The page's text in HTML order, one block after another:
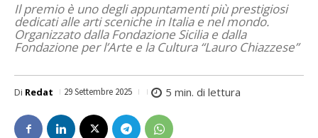
Il premio è uno degli appuntamenti più prestigiosi
dedicati alle arti sceniche in Italia e nel mondo.
Organizzato dalla Fondazione Sicilia e dalla
Fondazione per l’Arte e la Cultura “Lauro Chiazzese”
Di Redat 29 Settembre 2025 5 min. di lettura